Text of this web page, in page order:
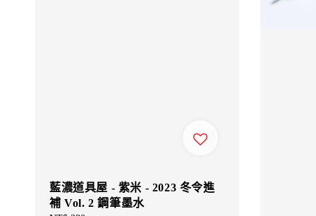
藍濃道具屋 - 紫米 - 2023 冬令進
補 Vol. 2 鋼筆墨水